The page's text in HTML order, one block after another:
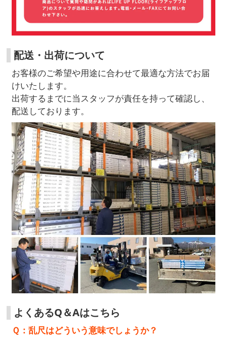
配送・出荷について
お客様のご希望や用途に合わせて最適な方法でお届
けいたします。
出荷するまでに当スタッフが責任を持って確認し、
配送しております。
よくあるQ＆Aはこちら
Ｑ：乱尺はどういう意味でしょうか？